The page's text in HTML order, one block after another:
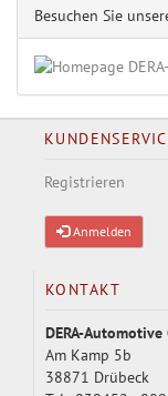
Besuchen Sie
Registrieren
Anmelden
KONTAKT
DERA-Automotive
Am Kamp 5b
38871 Drübeck